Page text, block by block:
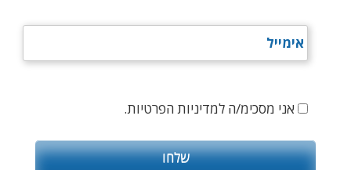
אני מסכימ/ה למדיניות הפרטיות.